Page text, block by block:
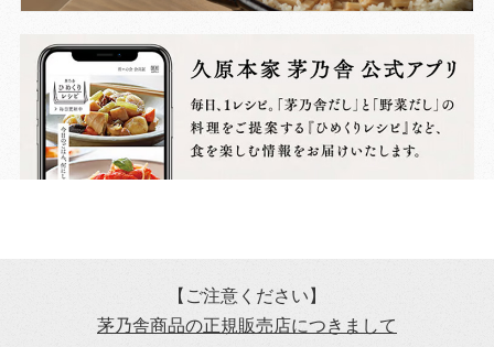
【ご注意ください】
茅乃舎商品の正規販売店につきまして